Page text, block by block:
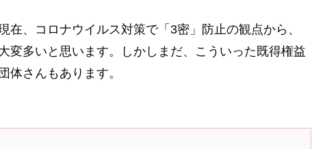
在、コロナウイルス対策で「3密」防止の観点から、
変多いと思います。しかしまだ、こういった既得権益
体さんもあります。